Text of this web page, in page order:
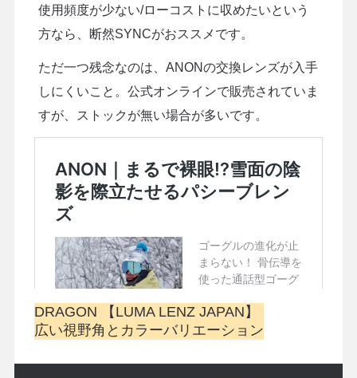
使用頻度が少ない/ローコストに収めたいという
方なら、断然SYNCがおススメです。
ただ一つ残念なのは、ANONの交換レンズが入手
しにくいこと。公式オンラインで販売されていま
すが、ストックが無い場合が多いです。
DRAGON 【LUMA LENZ JAPAN】
広い視野角とカラーバリエーション